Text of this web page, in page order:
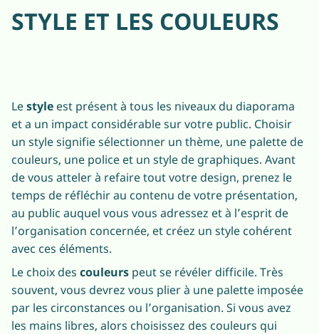
STYLE ET LES COULEURS
Lestyle est présent à tous les niveaux du diaporama
et a un impact considérable sur votre public. Choisir
un style signifie sélectionner un thème, une palette de
couleurs, une police et un style de graphiques. Avant
de vous atteler à refaire tout votre design, prenez le
temps de réfléchir au contenu de votre présentation,
au public auquel vous vous adressez et à l’esprit de
l’organisation concernée, et créez un style cohérent
avec ces éléments.
Le choix des couleurs peut se révéler difficile. Très
souvent, vous devrez vous plier à une palette imposée
par les circonstances ou l’organisation. Si vous avez
les mains libres, alors choisissez des couleurs qui